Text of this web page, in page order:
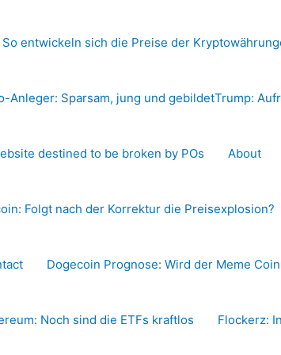
So entwickeln sich die Preise der
Anleger: Sparsam, jung und gebildetTrump:
destined to be broken by POs About
Folgt nach der Korrektur die Preisexplosion?
Dogecoin Prognose: Wird der Meme
Noch sind die ETFs kraftlos Flockerz: